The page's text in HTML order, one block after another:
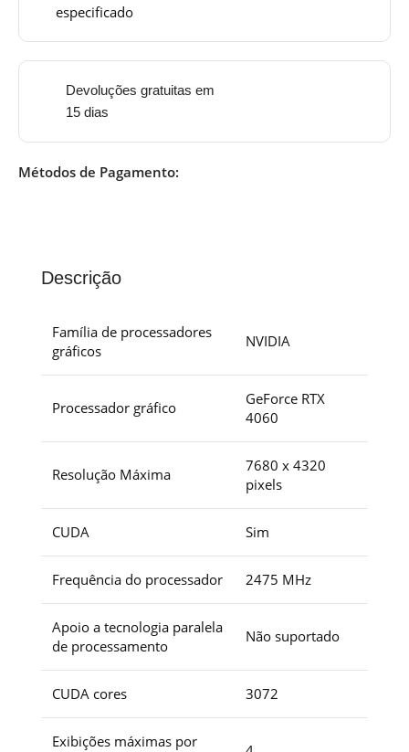
especificado
Devoluções gratuitas em
15 dias
Métodos de Pagamento:
Descrição
Família de processadores
gráficos
NVIDIA
Processador gráfico
GeForce RTX
4060
Resolução Máxima
7680 x 4320
pixels
CUDA Sim
Frequência do processador 2475 MHz
Apoio a tecnologia paralela
de processamento
Não suportado
CUDA cores 3072
Exibições máximas por